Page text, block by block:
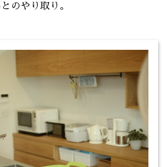
のやり取り。